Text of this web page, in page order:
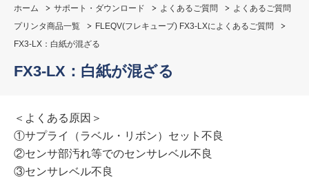
ホーム サポート・ダウンロード よくあるご質問
よくあるご質問
プリンタ商品一覧
FLEQV(フレキューブ) FX3-LXによくあるご質問
FX3-LX：白紙が混ざる
FX3-LX：白紙が混ざる
＜よくある原因＞
①サプライ（ラベル・リボン）セット不良
②センサ部汚れ等でのセンサレベル不良
③センサレベル不良